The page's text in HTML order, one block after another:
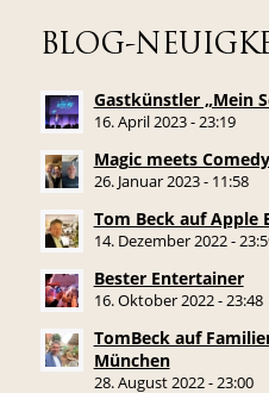
BLOG-
Gastkünstler „Mein
16. April 2023 - 23:19
Magic meets Comedy
26. Januar 2023 - 11:58
Tom Beck auf Apple
14. Dezember 2022 -
Bester Entertainer
16. Oktober 2022 - 23:48
TomBeck auf
München
28. August 2022 - 23:00